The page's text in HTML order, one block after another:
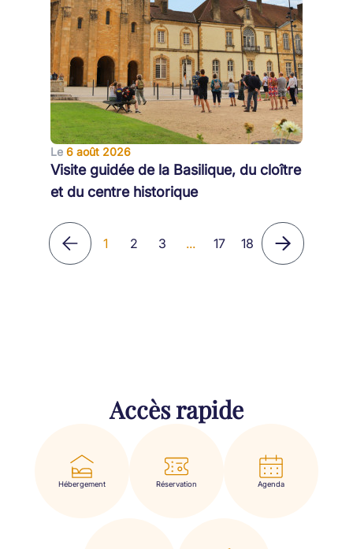
Le 6 août 2026
Visite guidée de la Basilique, du cloître
et du centre historique
1 2 3 ... 17 18
Accès rapide
Hébergement Réservation Agenda